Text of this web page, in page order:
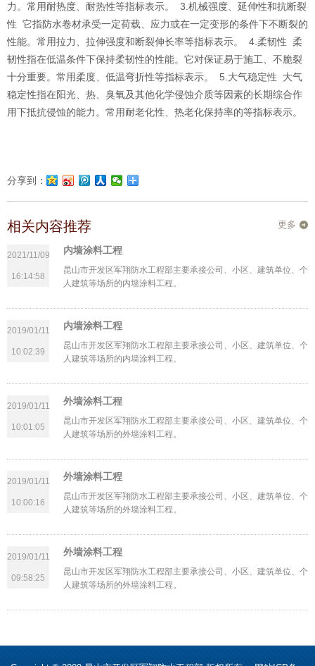
力。常用耐热度、耐热性等指标表示。 3.机械强度、延伸性和抗断裂
性 它指防水卷材承受一定荷载、应力或在一定变形的条件下不断裂的
性能。常用拉力、拉伸强度和断裂伸长率等指标表示。 4.柔韧性 柔
韧性指在低温条件下保持柔韧性的性能。它对保证易于施工、不脆裂
十分重要。常用柔度、低温弯折性等指标表示。 5.大气稳定性 大气
稳定性指在阳光、热、臭氧及其他化学侵蚀介质等因素的长期综合作
用下抵抗侵蚀的能力。常用耐老化性、热老化保持率的等指标表示。
分享到：
更多
相关内容推荐
2021/11/09
16:14:58
内墙涂料工程
昆山市开发区军翔防水工程部主要承接公司、小区、建筑单位、个
人建筑等场所的内墙涂料工程。
2019/01/11
10:02:39
内墙涂料工程
昆山市开发区军翔防水工程部主要承接公司、小区、建筑单位、个
人建筑等场所的内墙涂料工程。
2019/01/11
10:01:05
外墙涂料工程
昆山市开发区军翔防水工程部主要承接公司、小区、建筑单位、个
人建筑等场所的外墙涂料工程。
2019/01/11
10:00:16
外墙涂料工程
昆山市开发区军翔防水工程部主要承接公司、小区、建筑单位、个
人建筑等场所的外墙涂料工程。
2019/01/11
09:58:25
外墙涂料工程
昆山市开发区军翔防水工程部主要承接公司、小区、建筑单位、个
人建筑等场所的外墙涂料工程。